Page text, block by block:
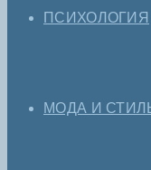
ПСИХОЛОГИЯ
МОДА И